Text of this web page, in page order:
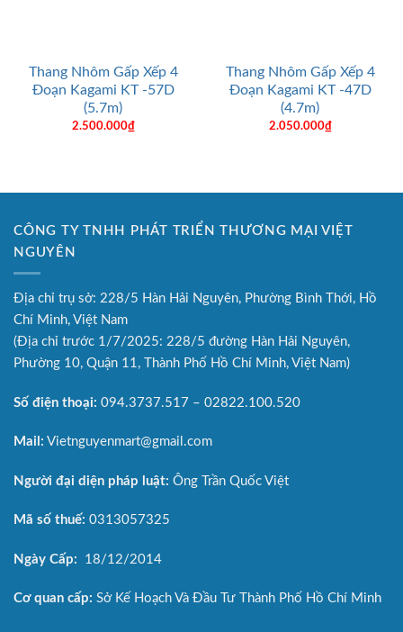
Thang Nhôm Gấp Xếp 4
Đoạn Kagami KT -57D
(5.7m)
2.500.000₫
Thang Nhôm Gấp Xếp 4
Đoạn Kagami KT -47D
(4.7m)
2.050.000₫
CÔNG TY TNHH PHÁT TRIỂN THƯƠNG MẠI VIỆT
NGUYÊN
Địa chỉ trụ sở: 228/5 Hàn Hải Nguyên, Phường Bình Thới, Hồ
Chí Minh, Việt Nam
(Địa chỉ trước 1/7/2025: 228/5 đường Hàn Hải Nguyên,
Phường 10, Quận 11, Thành Phố Hồ Chí Minh, Việt Nam)
Số điện thoại: 094.3737.517 – 02822.100.520
Mail: Vietnguyenmart@gmail.com
Người đại diện pháp luật: Ông Trần Quốc Việt
Mã số thuế: 0313057325
Ngày Cấp: 18/12/2014
Cơ quan cấp: Sở Kế Hoạch Và Đầu Tư Thành Phố Hồ Chí Minh